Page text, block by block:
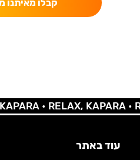
קבלו מאיתנו
•RELAX, KAPARA •
עוד באתר